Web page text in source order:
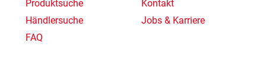
Produktsuche
Händlersuche
FAQ
Kontakt
Jobs & Karriere